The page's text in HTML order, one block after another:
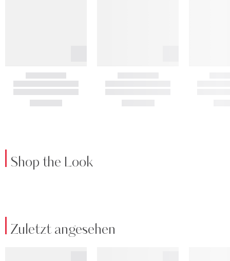
Shop the Look
Zuletzt angesehen